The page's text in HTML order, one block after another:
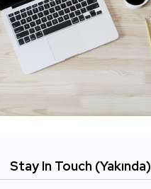
Stay In Touch (Yakında)